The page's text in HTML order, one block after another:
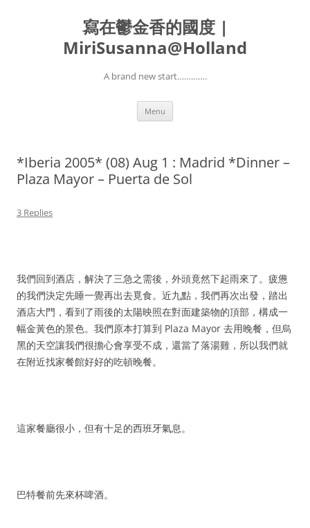
寫在鬱金香的國度 |
MiriSusanna@Holland
A brand new start………….
Menu
*Iberia 2005* (08) Aug 1 : Madrid *Dinner –
Plaza Mayor – Puerta de Sol
3 Replies
我們回到酒店，解決了三急之需後，外頭竟然下起雨來了。疲憊
的我們決定先睡一覺再出去覓食。近九點，我們再次出發，踏出
酒店大門，看到了雨後的太陽映照在對面建築物的頂部，構成一
幅金黃色的景色。我們原本打算到 Plaza Mayor 去用晚餐，但烏
黑的天空讓我們很擔心會享受不成，還當了落湯雞，所以我們就
在附近找家餐館好好的吃頓晚餐。
這家餐廳很小，但有十足的西班牙氣息。
巴特餐前先來杯啤酒。